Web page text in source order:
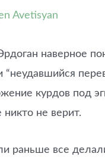
Avetisyan
наверное
“неудавшийся
курдов под
не верит.
раньше все